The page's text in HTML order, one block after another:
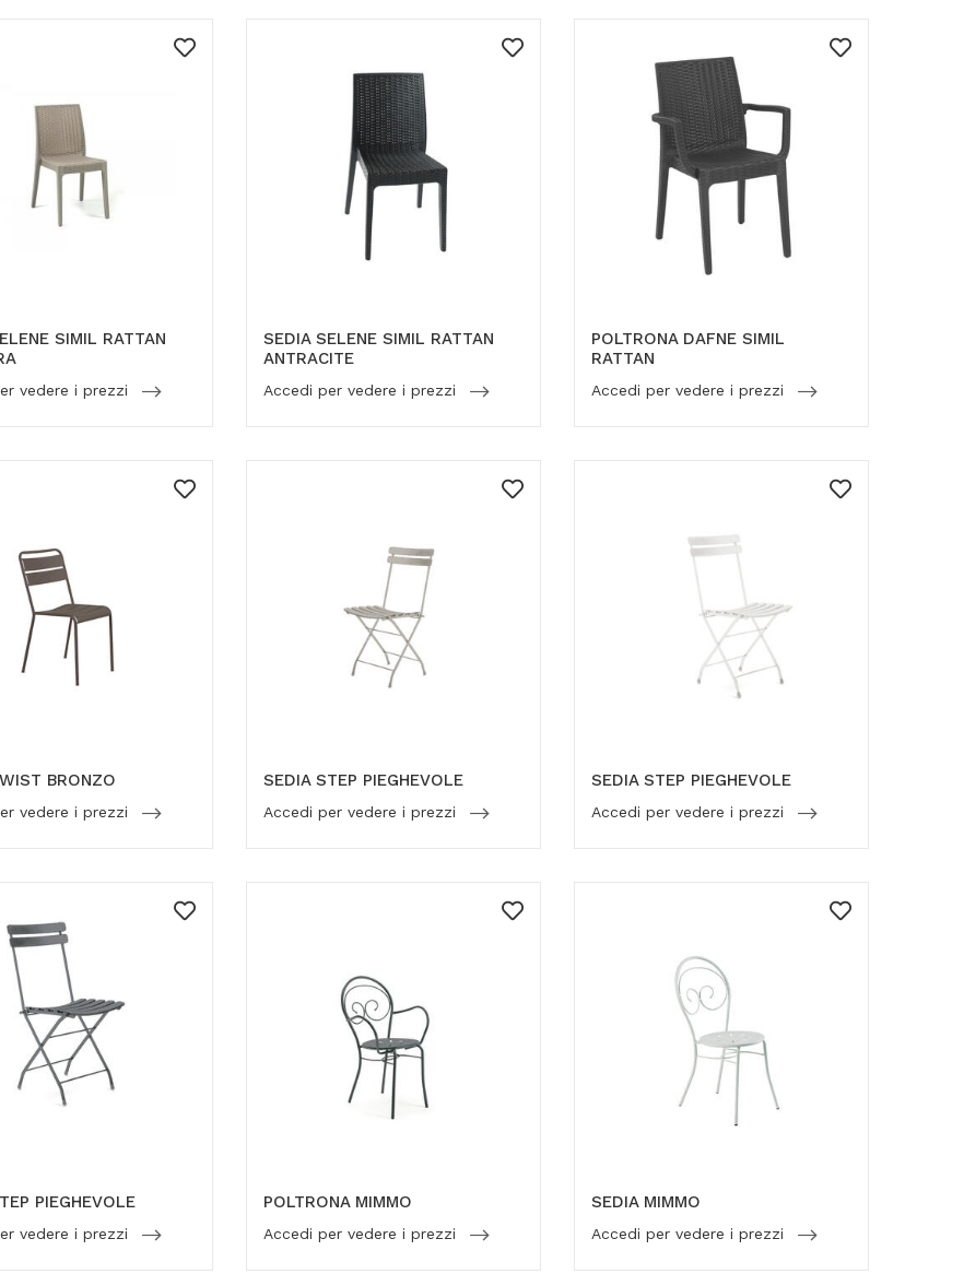
SIMIL RATTAN
vedere i prezzi
SEDIA SELENE SIMIL RATTAN
ANTRACITE
Accedi per vedere i prezzi
POLTRONA DAFNE SIMIL
RATTAN
Accedi per vedere i prezzi
BRONZO
vedere i prezzi
SEDIA STEP PIEGHEVOLE
Accedi per vedere i prezzi
SEDIA STEP PIEGHEVOLE
Accedi per vedere i prezzi
PIEGHEVOLE
vedere i prezzi
POLTRONA MIMMO
Accedi per vedere i prezzi
SEDIA MIMMO
Accedi per vedere i prezzi